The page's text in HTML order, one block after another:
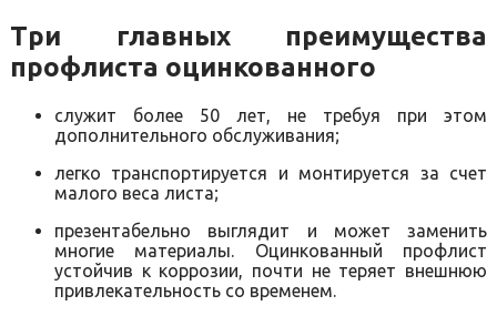
Три главных преимущества
профлиста оцинкованного
служит более 50 лет, не требуя при этом
дополнительного обслуживания;
легко транспортируется и монтируется за счет
малого веса листа;
презентабельно выглядит и может заменить
многие материалы. Оцинкованный профлист
устойчив к коррозии, почти не теряет внешнюю
привлекательность со временем.